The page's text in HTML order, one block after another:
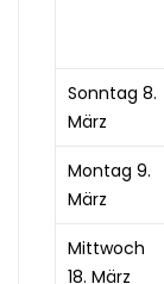
Sonntag 8.
März
Montag 9.
März
Mittwoch
18. März